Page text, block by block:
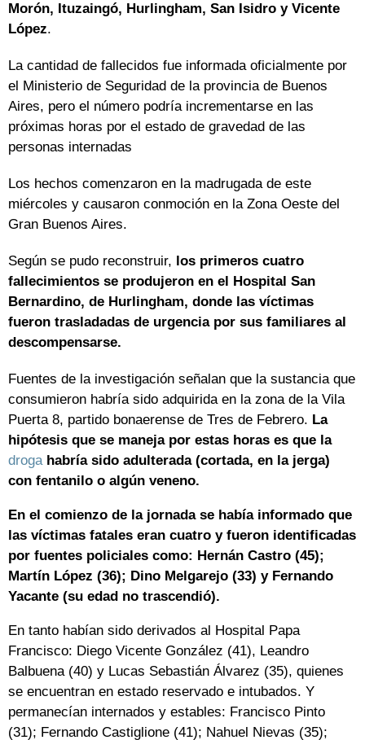
Morón, Ituzaingó, Hurlingham, San Isidro y Vicente
López.
La cantidad de fallecidos fue informada oficialmente por
el Ministerio de Seguridad de la provincia de Buenos
Aires, pero el número podría incrementarse en las
próximas horas por el estado de gravedad de las
personas internadas
Los hechos comenzaron en la madrugada de este
miércoles y causaron conmoción en la Zona Oeste del
Gran Buenos Aires.
Según se pudo reconstruir, los primeros cuatro
fallecimientos se produjeron en el Hospital San
Bernardino, de Hurlingham, donde las víctimas
fueron trasladadas de urgencia por sus familiares al
descompensarse.
Fuentes de la investigación señalan que la sustancia que
consumieron habría sido adquirida en la zona de la Vila
Puerta 8, partido bonaerense de Tres de Febrero. La
hipótesis que se maneja por estas horas es que la
drogahabría sido adulterada (cortada, en la jerga)
con fentanilo o algún veneno.
En el comienzo de la jornada se había informado que
las víctimas fatales eran cuatro y fueron identificadas
por fuentes policiales como: Hernán Castro (45);
Martín López (36); Dino Melgarejo (33) y Fernando
Yacante (su edad no trascendió).
En tanto habían sido derivados al Hospital Papa
Francisco: Diego Vicente González (41), Leandro
Balbuena (40) y Lucas Sebastián Álvarez (35), quienes
se encuentran en estado reservado e intubados. Y
permanecían internados y estables: Francisco Pinto
(31); Fernando Castiglione (41); Nahuel Nievas (35);